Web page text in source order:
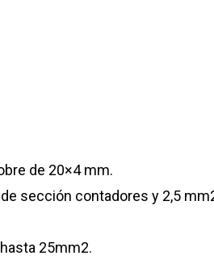
de 20×4 mm.
sección contadores y 2,5
25mm2.